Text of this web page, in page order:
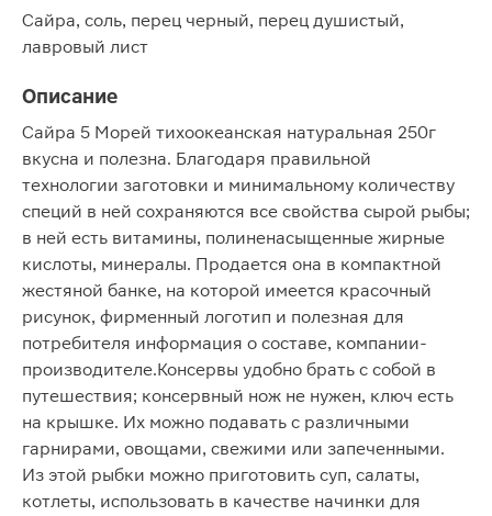
Сайра, соль, перец черный, перец душистый,
лавровый лист
Описание
Сайра 5 Морей тихоокеанская натуральная 250г
вкусна и полезна. Благодаря правильной
технологии заготовки и минимальному количеству
специй в ней сохраняются все свойства сырой рыбы;
в ней есть витамины, полиненасыщенные жирные
кислоты, минералы. Продается она в компактной
жестяной банке, на которой имеется красочный
рисунок, фирменный логотип и полезная для
потребителя информация о составе, компании-
производителе.Консервы удобно брать с собой в
путешествия; консервный нож не нужен, ключ есть
на крышке. Их можно подавать с различными
гарнирами, овощами, свежими или запеченными.
Из этой рыбки можно приготовить суп, салаты,
котлеты, использовать в качестве начинки для